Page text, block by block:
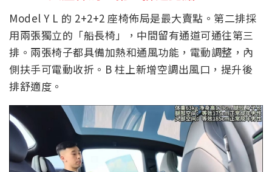
Model Y L 的 2+2+2 座椅佈局是最大賣點。第二排採
用兩張獨立的「船長椅」，中間留有通道可通往第三
排。兩張椅子都具備加熱和通風功能，電動調整，內
側扶手可電動收折。B 柱上新增空調出風口，提升後
排舒適度。